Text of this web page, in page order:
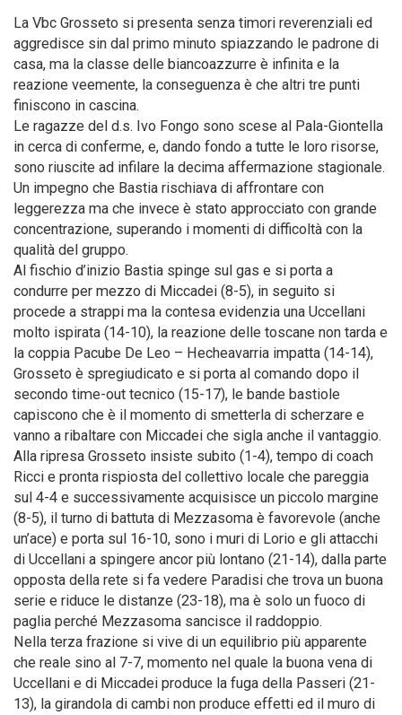
La Vbc Grosseto si presenta senza timori reverenziali ed
aggredisce sin dal primo minuto spiazzando le padrone di
casa, ma la classe delle biancoazzurre è infinita e la
reazione veemente, la conseguenza è che altri tre punti
finiscono in cascina.
Le ragazze del d.s. Ivo Fongo sono scese al Pala-Giontella
in cerca di conferme, e, dando fondo a tutte le loro risorse,
sono riuscite ad infilare la decima affermazione stagionale.
Un impegno che Bastia rischiava di affrontare con
leggerezza ma che invece è stato approcciato con grande
concentrazione, superando i momenti di difficoltà con la
qualità del gruppo.
Al fischio d’inizio Bastia spinge sul gas e si porta a
condurre per mezzo di Miccadei (8-5), in seguito si
procede a strappi ma la contesa evidenzia una Uccellani
molto ispirata (14-10), la reazione delle toscane non tarda e
la coppia Pacube De Leo – Hecheavarria impatta (14-14),
Grosseto è spregiudicato e si porta al comando dopo il
secondo time-out tecnico (15-17), le bande bastiole
capiscono che è il momento di smetterla di scherzare e
vanno a ribaltare con Miccadei che sigla anche il vantaggio.
Alla ripresa Grosseto insiste subito (1-4), tempo di coach
Ricci e pronta rispiosta del collettivo locale che pareggia
sul 4-4 e successivamente acquisisce un piccolo margine
(8-5), il turno di battuta di Mezzasoma è favorevole (anche
un’ace) e porta sul 16-10, sono i muri di Lorio e gli attacchi
di Uccellani a spingere ancor più lontano (21-14), dalla parte
opposta della rete si fa vedere Paradisi che trova un buona
serie e riduce le distanze (23-18), ma è solo un fuoco di
paglia perché Mezzasoma sancisce il raddoppio.
Nella terza frazione si vive di un equilibrio più apparente
che reale sino al 7-7, momento nel quale la buona vena di
Uccellani e di Miccadei produce la fuga della Passeri (21-
13), la girandola di cambi non produce effetti ed il muro di